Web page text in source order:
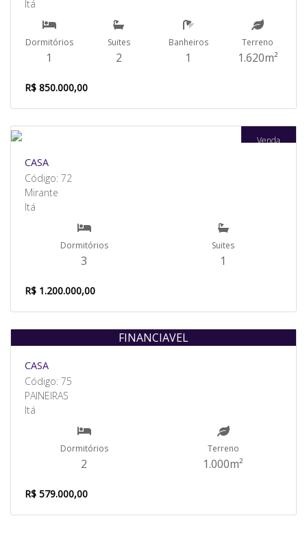
Itá
Dormitórios
1
Suites
2
Banheiros
1
Terreno
1.620m²
R$ 850.000,00
Venda
CASA
Código: 72
Mirante
Itá
Dormitórios
3
Suites
1
R$ 1.200.000,00
Venda
FINANCIAVEL
CASA
Código: 75
PAINEIRAS
Itá
Dormitórios
2
Terreno
1.000m²
R$ 579.000,00